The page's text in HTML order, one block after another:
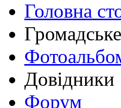
Головна
Довідники
Форум